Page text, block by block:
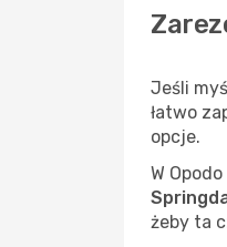
Jeśli
łatwo
opcje.
W
żeby ta